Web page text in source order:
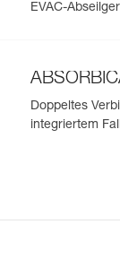
EVAC-
Doppeltes
integriertem